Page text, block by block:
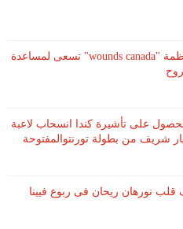
د.مريم بطرس:منظمة "wounds canada" تسعى لمساعدة
على تأشيرة كندا انسحاب لاعبة
شريف​ من بطولة ​تورنتو​المفتوحة
نورهان ريحان فى ربوع فيينا